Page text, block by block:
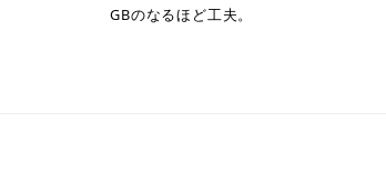
GBのなるほど工夫。